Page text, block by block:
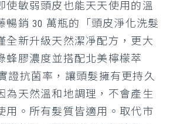
敏弱頭皮也能天天使用的溫
暢銷 30 萬瓶的「頭皮淨化洗髮
全新升級天然潔凈配方，更大
蜂膠濃度並搭配北美檸檬萃
證抗菌率，讓頭髮擁有更持久
為天然溫和地調理，不會產生
用。所有髮質皆適用。取代市